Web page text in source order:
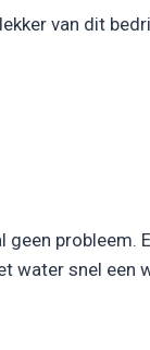
van dit
geen probleem.
water snel een